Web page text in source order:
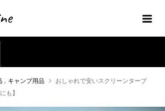
, キャンプ用品
おしゃれで安いスクリーンタープ
も】